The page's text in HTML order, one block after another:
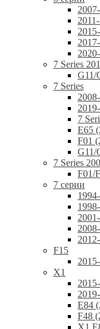
7 Series
G11/
7 Series
2008-
2019-
7
E65
F01
G11/
7 Series
F01/
7 серии
F15
2015-
X1
2019-
E84
F48
X1